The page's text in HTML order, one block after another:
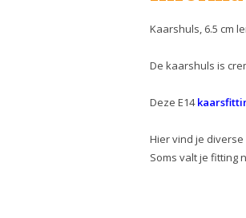
Kaarshuls, 6.5 cm
De kaarshuls is
Deze E14
Hier vind je
Soms valt je fitting